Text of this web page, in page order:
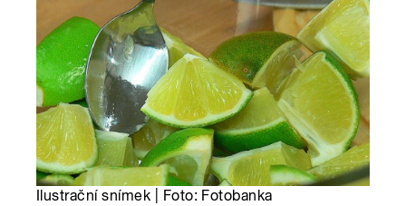
Ilustrační snímek | Foto: Fotobanka